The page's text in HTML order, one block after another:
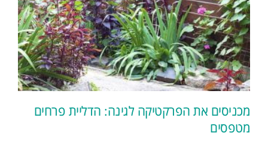
מכניסים את הפרקטיקה לגינה: הדליית פרחים
מטפסים